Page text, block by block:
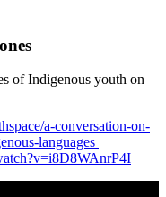
of Indigenous youth on
a-conversation-on-
languages